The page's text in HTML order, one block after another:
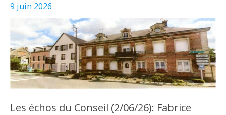
9 juin 2026
Les échos du Conseil (2/06/26): Fabrice